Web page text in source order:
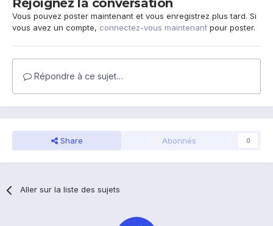
Rejoignez la conversation
Vous pouvez poster maintenant et vous enregistrez plus tard. Si
vous avez un compte, connectez-vous maintenant pour poster.
Répondre à ce sujet…
Share Abonnés 0
Aller sur la liste des sujets